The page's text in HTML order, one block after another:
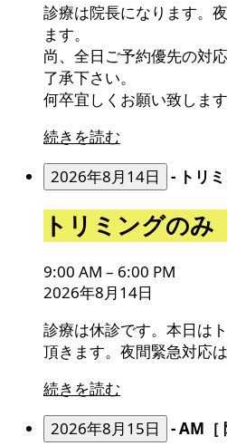
診療は院長になります。
ます。
尚、全日ご予約優先の対
了承下さい。
何卒宜しくお願い致します
続きを読む
2026年8月14日
- トリ
ト
リ
ミ
ン
の
み
トリミングのみ
9:00 AM – 6:00 PM
2026年8月14日
診療は休診です。本日は
頂きます。夜間緊急対応
続きを読む
2026年8月15日
-AM［